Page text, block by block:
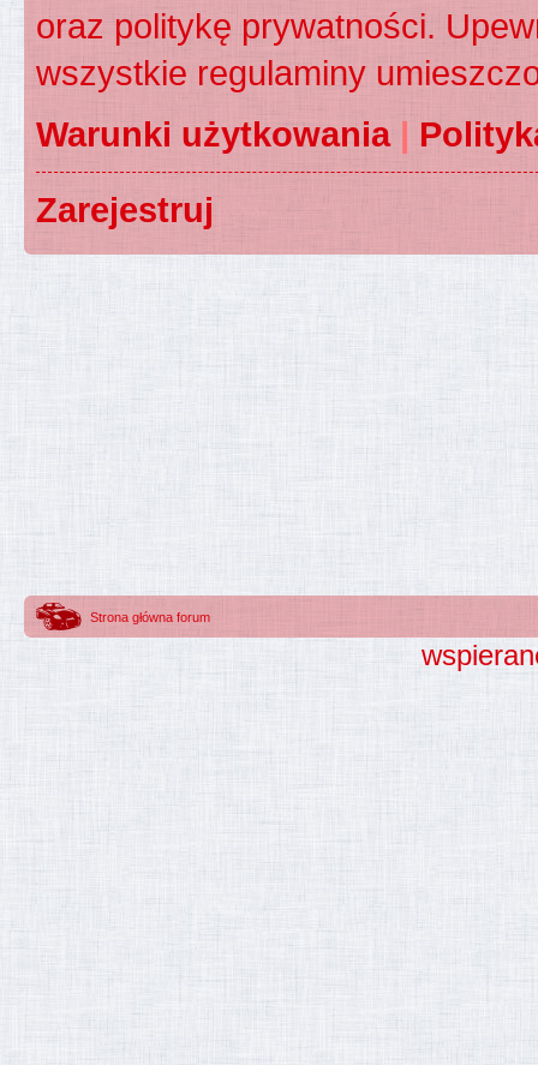
oraz politykę prywatności.
wszystkie regulaminy
Warunki użytkowania|
Zarejestruj
Strona główna forum